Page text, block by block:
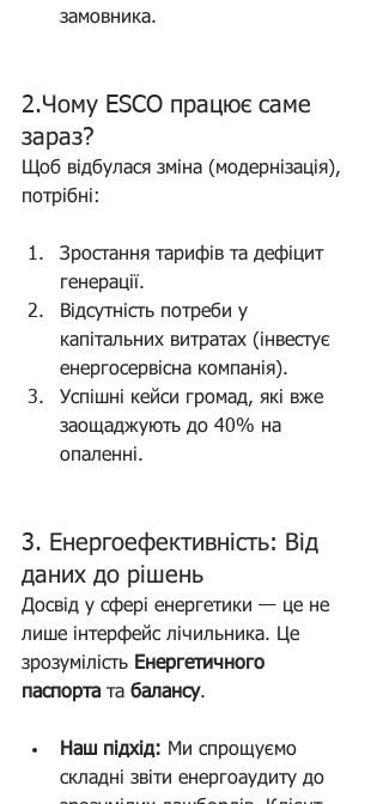
замовника.
2.Чому ESCO працює саме
зараз?
Щоб відбулася зміна (модернізація),
потрібні:
Зростання тарифів та дефіцит
генерації.
Відсутність потреби у
капітальних витратах (інвестує
енергосервісна компанія).
Успішні кейси громад, які вже
заощаджують до 40% на
опаленні.
3. Енергоефективність: Від
даних до рішень
Досвід у сфері енергетики — це не
лише інтерфейс лічильника. Це
зрозумілість Енергетичного
паспорта та балансу.
Наш підхід: Ми спрощуємо
складні звіти енергоаудиту до